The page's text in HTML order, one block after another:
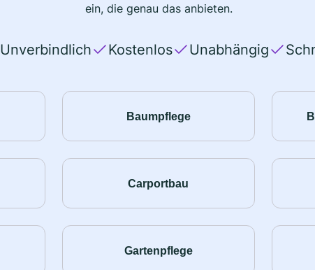
ein, die genau das anbieten.
Unverbindlich Kostenlos Unabhängig
Baumpflege
Carportbau
Gartenpflege